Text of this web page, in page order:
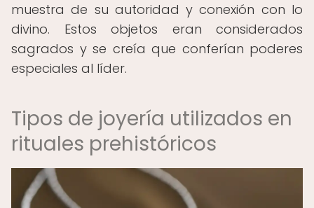
muestra de su autoridad y conexión con lo
divino. Estos objetos eran considerados
sagrados y se creía que conferían poderes
especiales al líder.
Tipos de joyería utilizados en
rituales prehistóricos